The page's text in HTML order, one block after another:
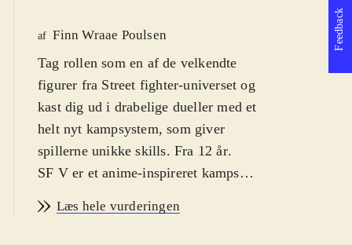
af Finn Wraae Poulsen
Tag rollen som en af de velkendte
figurer fra Street fighter-universet og
kast dig ud i drabelige dueller med et
helt nyt kampsystem, som giver
spillerne unikke skills. Fra 12 år.
SF V er et anime-inspireret kampspil,
som blev introduceret i SF IV, som
Læs hele vurderingen
Feedback